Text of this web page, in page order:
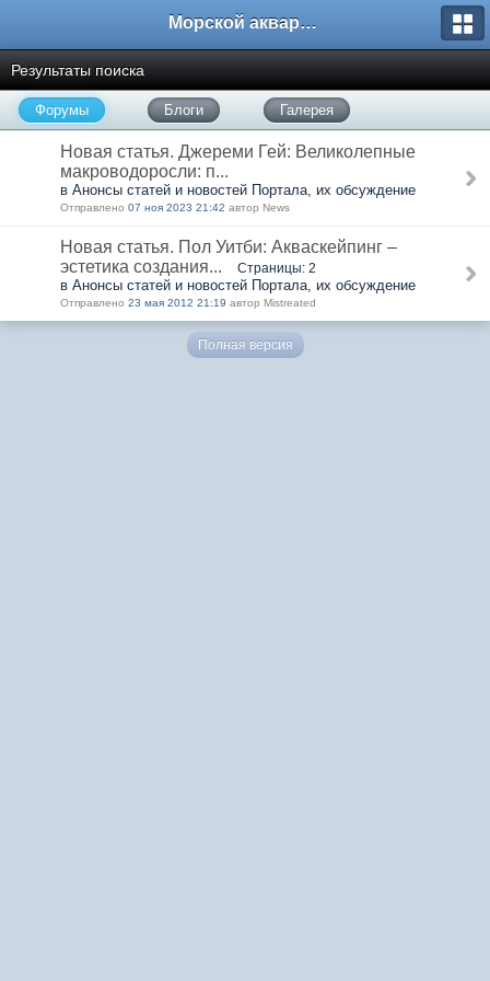
Морской аквариум. Форумы ReefCentral.ru
Результаты поиска
Форумы Блоги Галерея
Новая статья. Джереми Гей: Великолепные
макроводоросли: п...
в Анонсы статей и новостей Портала, их обсуждение
Отправлено 07 ноя 2023 21:42 автор News
Новая статья. Пол Уитби: Акваскейпинг –
эстетика создания...
Страницы: 2
в Анонсы статей и новостей Портала, их обсуждение
Отправлено 23 мая 2012 21:19 автор Mistreated
Полная версия